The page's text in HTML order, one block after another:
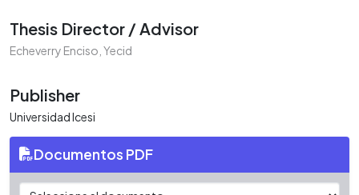
Thesis Director / Advisor
Echeverry Enciso, Yecid
Publisher
Universidad Icesi
Documentos PDF